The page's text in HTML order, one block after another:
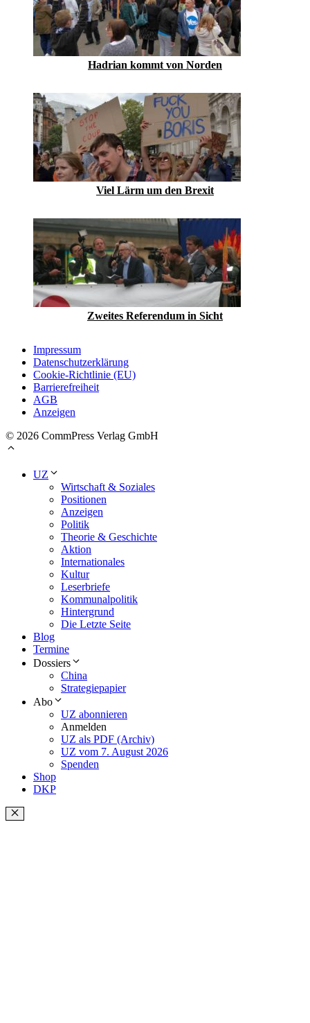
Hadrian kommt von Norden
Viel Lärm um den Brexit
Zweites Referendum in Sicht
Impressum
Datenschutzerklärung
Cookie-Richtlinie (EU)
Barrierefreiheit
AGB
Anzeigen
© 2026 CommPress Verlag GmbH
UZ
Wirtschaft & Soziales
Positionen
Anzeigen
Politik
Theorie & Geschichte
Aktion
Internationales
Kultur
Leserbriefe
Kommunalpolitik
Hintergrund
Die Letzte Seite
Blog
Termine
Dossiers
China
Strategiepapier
Abo
UZ abonnieren
Anmelden
UZ als PDF (Archiv)
UZ vom 7. August 2026
Spenden
Shop
DKP
Schließen